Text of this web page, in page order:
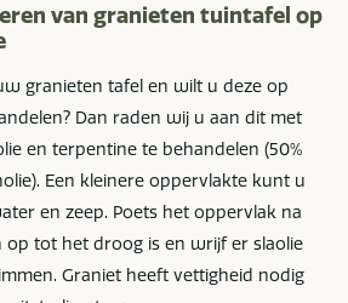
van granieten tuintafel op
granieten tafel en wilt u deze op
Dan raden wij u aan dit met
en terpentine te behandelen (50%
Een kleinere oppervlakte kunt u
en zeep. Poets het oppervlak na
op tot het droog is en wrijf er slaolie
Graniet heeft vettigheid nodig